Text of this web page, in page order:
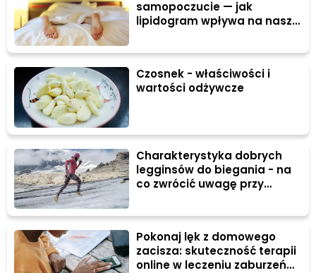
samopoczucie — jak
lipidogram wpływa na nasze
Czosnek - właściwości i
wartości odżywcze
Charakterystyka dobrych
legginsów do biegania - na
co zwrócić uwagę przy
Pokonaj lęk z domowego
zacisza: skuteczność terapii
online w leczeniu zaburzeń